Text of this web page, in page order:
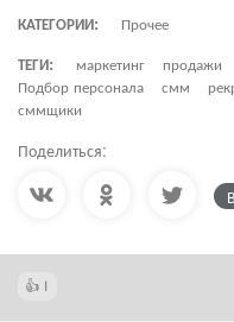
КАТЕГОРИИ:
Прочее
ТЕГИ:
маркетинг продажи
Подбор персонала
смм
сммщики
Поделиться:
1